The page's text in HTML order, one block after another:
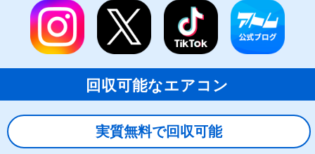
回収可能なエアコン
実質無料で回収可能